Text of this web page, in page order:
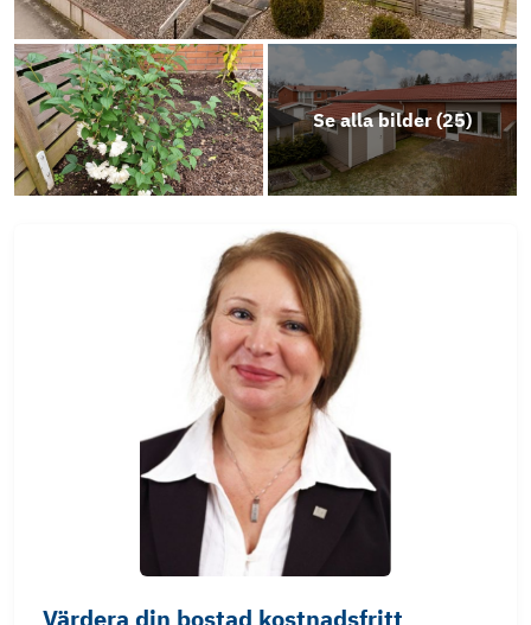
Se alla bilder (25)
Värdera din bostad kostnadsfritt